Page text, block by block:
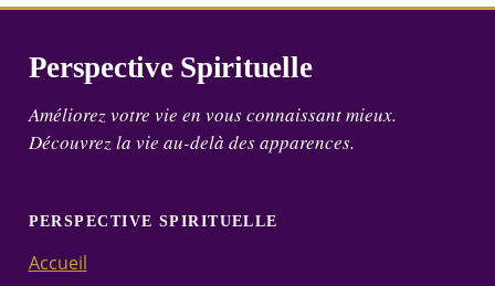
Perspective Spirituelle
Améliorez votre vie en vous connaissant mieux.
Découvrez la vie au-delà des apparences.
PERSPECTIVE SPIRITUELLE
Accueil